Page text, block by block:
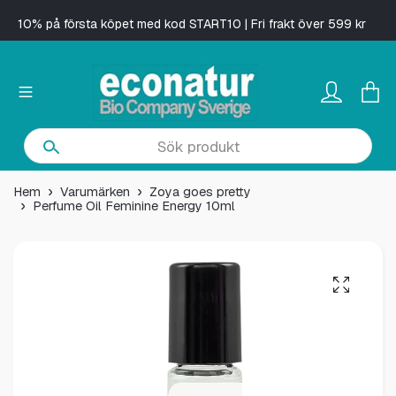
10% på första köpet med kod START10 | Fri frakt över 599 kr
Hem Varumärken
Zoya goes pretty
Perfume Oil Feminine Energy 10ml